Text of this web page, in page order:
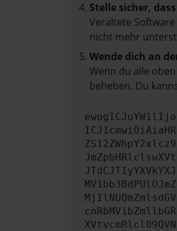
Stelle sicher,
Veraltete
nicht mehr
Wende dich an
Wenn du alle
beheben. Du